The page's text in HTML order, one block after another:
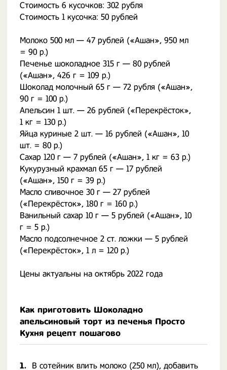
Стоимость 6 кусочков: 302 рубля
Стоимость 1 кусочка: 50 рублей
Молоко 500 мл — 47 рублей («Ашан», 950 мл
= 90 р.)
Печенье шоколадное 315 г — 80 рублей
(«Ашан», 426 г = 109 р.)
Шоколад молочный 65 г — 72 рубля («Ашан»,
90 г = 100 р.)
Апельсин 1 шт. — 26 рублей («Перекрёсток»,
1 кг = 130 р.)
Яйца куриные 2 шт. — 16 рублей («Ашан», 10
шт. = 80 р.)
Сахар 120 г — 7 рублей («Ашан», 1 кг = 63 р.)
Кукурузный крахмал 65 г — 17 рублей
(«Ашан», 150 г = 39 р.)
Масло сливочное 30 г — 27 рублей
(«Перекрёсток», 180 г = 160 р.)
Ванильный сахар 10 г — 5 рублей («Ашан», 10
г = 5 р.)
Масло подсолнечное 2 ст. ложки — 5 рублей
(«Перекрёсток», 1 л = 120 р.)
Цены актуальны на октябрь 2022 года
Как приготовить Шоколадно
апельсиновый торт из печенья Просто
Кухня рецепт пошагово
1. В сотейник влить молоко (250 мл), добавить